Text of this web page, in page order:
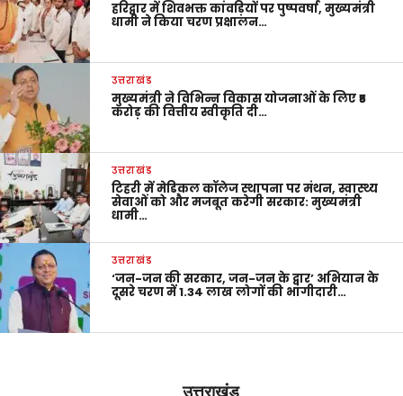
हरिद्वार में शिवभक्त कांवड़ियों पर पुष्पवर्षा, मुख्यमंत्री
धामी ने किया चरण प्रक्षालन…
उत्तराखंड
मुख्यमंत्री ने विभिन्न विकास योजनाओं के लिए ₹5
करोड़ की वित्तीय स्वीकृति दी…
उत्तराखंड
टिहरी में मेडिकल कॉलेज स्थापना पर मंथन, स्वास्थ्य
सेवाओं को और मजबूत करेगी सरकार: मुख्यमंत्री
धामी…
उत्तराखंड
‘जन-जन की सरकार, जन-जन के द्वार’ अभियान के
दूसरे चरण में 1.34 लाख लोगों की भागीदारी…
उत्तराखंड